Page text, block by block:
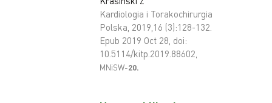
Kardiologia i Torakochirurgia
Polska, 2019,16 (3):128-132.
Epub 2019 Oct 28, doi:
10.5114/kitp.2019.88602
MNiSW-20.